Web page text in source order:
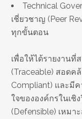
Technical
เชี่ยวชาญ (Peer
ทุกขั้นตอน
เพื่อให้ได้รายงานที่
(Traceable) สอดค
Compliant) และมี
ใจขององค์กรในเชิ
(Defensible) เหมา